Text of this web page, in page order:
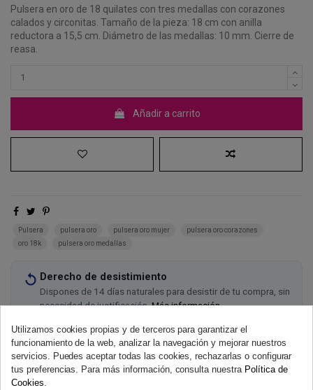
Pulsera en oro de 18 quilates con tres medallas con corazones
calados y circonitas. Tamaño de la pieza: 18 cm con anilla
reductora a 15,5 cm. Diámetro de las medallas: 10 mm. Cierre de
reasa.
Añadir a carrito
Pulsera pulsera oro pulsera oro mujer
pulsera oro corazones
oro 18k
pulsera oro medallas
Derecho de desistimiento
Dispones de 14 días naturales para desistir de tu compra, sin
necesidad de justificación.Más información
Utilizamos cookies propias y de terceros para garantizar el
funcionamiento de la web, analizar la navegación y mejorar nuestros
servicios. Puedes aceptar todas las cookies, rechazarlas o configurar
tus preferencias. Para más información, consulta nuestra Política de
Cookies